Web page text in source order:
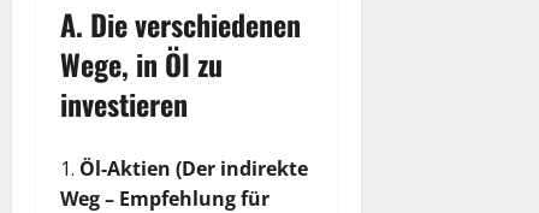
A. Die verschiedenen
Wege, in Öl zu
investieren
Öl-Aktien (Der indirekte
Weg – Empfehlung für